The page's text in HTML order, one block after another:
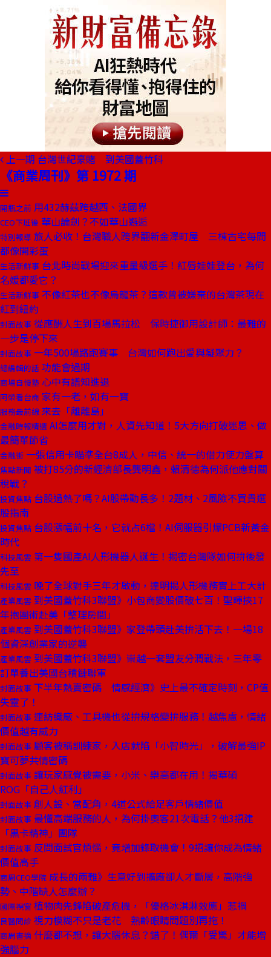
上一期 台灣世紀豪賭 到美國蓋竹科
《商業周刊》第 1972 期
開瓶之前 用432赫茲跨越西、法國界
CEO下班後 華山論劍？不如華山邂逅
特別報導 旅人必收！台灣職人跨界翻新金澤町屋 三棟古宅每間
都像開彩蛋
生活新鮮事 台北時尚戰場迎來重量級選手！紅唇娃娃登台，為何
名媛都愛它？
生活新鮮事 不像紅茶也不像烏龍茶？這款曾被嫌棄的台灣茶現在
紅到紐約
封面故事 從應酬人生到百場馬拉松 保時捷御用設計師：最難的
一步是停下來
封面故事 一年500場路跑賽事 台灣如何跑出愛與凝聚力？
總編輯的話 功能會過期
商場自慢塾 心中有譜知進退
阿榮看台商 家有一老，如有一寶
服務最前線 來去「離離島」
金融時報精選 AI怎麼用才對，人資先知道！5大方向打破迷思、做
最簡單節省
金融街 一張信用卡瞄準全台8成人，中信、統一的借力使力盤算
焦點新聞 被打85分的新經濟部長龔明鑫，賴清德為何派他應對關
稅戰？
投資焦點 台股過熱了嗎？AI股帶動長多！2題材、2風險不買貴選
股指南
投資焦點 台股漲幅前十名，它就占6檔！AI伺服器引爆PCB新黃金
時代
科技風雲 第一隻國產AI人形機器人誕生！揭密台灣隊如何拚後發
先至
科技風雲 晚了全球對手三年才啟動，達明揭人形機務實上工大計
產業風雲 到美國蓋竹科3聯盟》小包商變股價破七百！聖暉挾17
年抱團術赴美「整理房間」
產業風雲 到美國蓋竹科3聯盟》家登帶頭赴美拚活下去！一場18
個資深創業家的逆襲
產業風雲 到美國蓋竹科3聯盟》崇越一套盟友分潤戰法，三年零
訂單養出美國台積鏈聯軍
封面故事 下半年熱賣密碼 情感經濟》史上最不確定時刻，CP值
失靈了！
封面故事 連紡織廠、工具機也從拚規格變拚服務！越焦慮，情緒
價值越有威力
封面故事 顧客被稱訓練家，入店就陷「小智時光」，破解最強IP
寶可夢共情密碼
封面故事 讓玩家感覺被需要，小米、樂高都在用！揭華碩
ROG「自己人紅利」
封面故事 創人設、當配角，4道公式給足客戶情緒價值
封面故事 最懂高端服務的人，為何掛奧客21次電話？他3招建
「黑卡精神」團隊
封面故事 反問面試官煩惱，竟增加錄取機會！9招讓你成為情緒
價值高手
商周CEO學院 成長的兩難》生意好到擴廠卻人才斷層，高階強
勢、中階缺人怎麼辦？
國際視窗 植物肉先鋒陷破產危機，「優格冰淇淋效應」惹禍
良醫問診 視力模糊不只是老花 熟齡眼睛問題別再拖！
商周書摘 什麼都不想，讓大腦休息？錯了！偶爾「受驚」才能增
強腦力